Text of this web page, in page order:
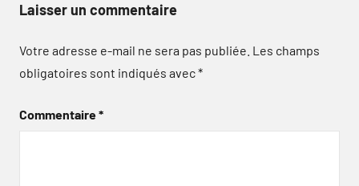
Laisser un commentaire
Votre adresse e-mail ne sera pas publiée. Les champs
obligatoires sont indiqués avec*
Commentaire*